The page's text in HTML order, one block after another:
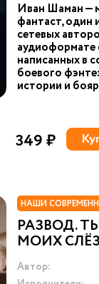
Иван Шаман —
фантаст, один
сетевых
аудиоформате
написанных в
боевого
истории и
349 ₽
НАШИ
РАЗВОД.
МОИХ СЛЁЗ
Автор: